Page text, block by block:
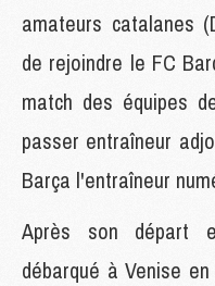
amateurs catalanes
de rejoindre le FC
match des équipes
passer entraîneur
Barça l'entraîneur
Après son départ
débarqué à Venise